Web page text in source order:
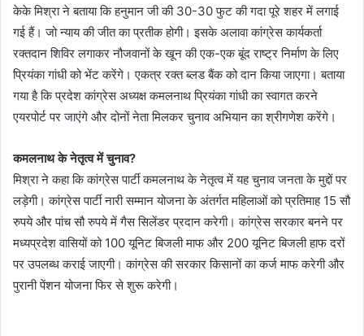
केके मिश्रा ने बताया कि हनुमान जी की 30-30 फुट की गदा पूरे शहर में लगाई
गई हैं। जो न्याय की जीत का प्रतीक होगी। इसके अलावा कांग्रेस कार्यकर्ता
रक्तदान शिविर लगाकर नौजवानों के खून की एक-एक बूंद राष्ट्र निर्माण के लिए
प्रियंका गांधी को भेंट करेंगे। एकत्र रक्त ब्लड बैंक को दान किया जाएगा। बताया
गया है कि प्रदेश कांग्रेस अध्यक्ष कमलनाथ प्रियंका गांधी का स्वागत करने
एयरपोर्ट पर जाएंगे और दोनों नेता मिलकर चुनाव अभियान का श्रीगणेश करेंगे।
कमलनाथ के नेतृत्व में चुनाव?
मिश्रा ने कहा कि कांग्रेस पार्टी कमलनाथ के नेतृत्व में यह चुनाव जनता के मुद्दों पर
लड़ेगी। कांग्रेस पार्टी नारी सम्मान योजना के अंतर्गत महिलाओं को प्रतिमाह 15 सौ
रुपये और पांच सौ रुपये में गैस सिलेंडर प्रदान करेगी। कांग्रेस सरकार बनने पर
मध्यप्रदेश वासियों को 100 यूनिट बिजली माफ और 200 यूनिट बिजली हाफ दरों
पर उपलब्ध कराई जाएगी। कांग्रेस की सरकार किसानों का कर्ज माफ करेगी और
पुरानी पेंशन योजना फिर से शुरू करेगी।